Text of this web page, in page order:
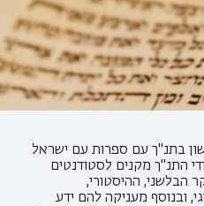
בתנ"ך עם ספרות עם ישראל
התנ"ך מקנים לסטודנטים
הבלשני, ההיסטורי,
ובנוסף מעניקה להם ידע